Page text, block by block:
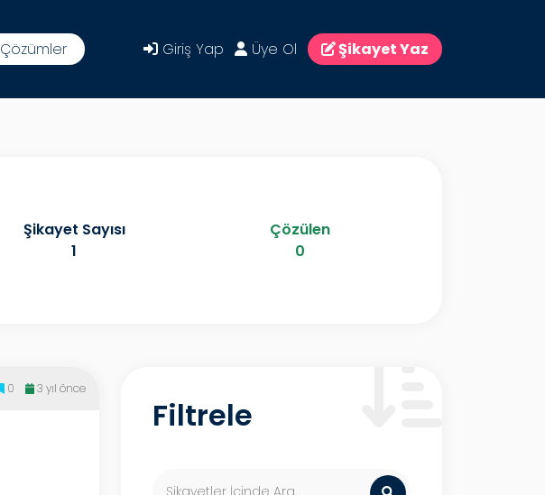
Çözümler Giriş Yap Üye Ol Şikayet Yaz
Şikayet Sayısı
1
Çözülen
0
0 3 yıl önce
Filtrele